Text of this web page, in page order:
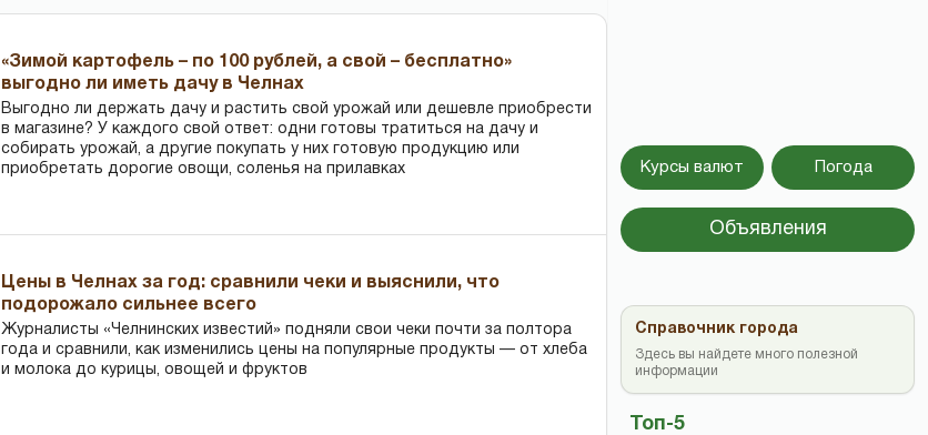
«Зимой картофель – по 100 рублей, а свой – бесплатно»
выгодно ли иметь дачу в Челнах
Выгодно ли держать дачу и растить свой урожай или дешевле приобрести
в магазине? У каждого свой ответ: одни готовы тратиться на дачу и
собирать урожай, а другие покупать у них готовую продукцию или
приобретать дорогие овощи, соленья на прилавках
Цены в Челнах за год: сравнили чеки и выяснили, что
подорожало сильнее всего
Журналисты «Челнинских известий» подняли свои чеки почти за полтора
года и сравнили, как изменились цены на популярные продукты — от хлеба
и молока до курицы, овощей и фруктов
Курсы валют Погода
Объявления
Топ-5
Справочник города
Здесь вы найдете много полезной
информации